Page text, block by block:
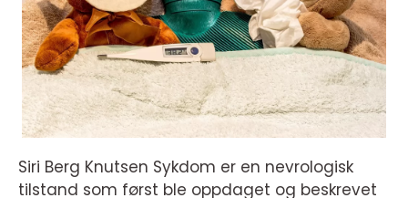
Siri Berg Knutsen Sykdom er en nevrologisk
tilstand som først ble oppdaget og beskrevet